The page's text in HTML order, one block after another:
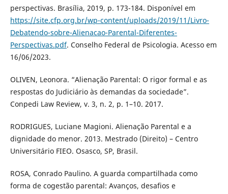
perspectivas. Brasília, 2019, p. 173-184. Disponível em
https://site.cfp.org.br/wp-content/uploads/2019/11/Livro-
Debatendo-sobre-Alienacao-Parental-Diferentes-
Perspectivas.pdf. Conselho Federal de Psicologia. Acesso em
16/06/2023.
OLIVEN, Leonora. “Alienação Parental: O rigor formal e as
respostas do Judiciário às demandas da sociedade”.
Conpedi Law Review, v. 3, n. 2, p. 1–10. 2017.
RODRIGUES, Luciane Magioni. Alienação Parental e a
dignidade do menor. 2013. Mestrado (Direito) – Centro
Universitário FIEO. Osasco, SP, Brasil.
ROSA, Conrado Paulino. A guarda compartilhada como
forma de cogestão parental: Avanços, desafios e